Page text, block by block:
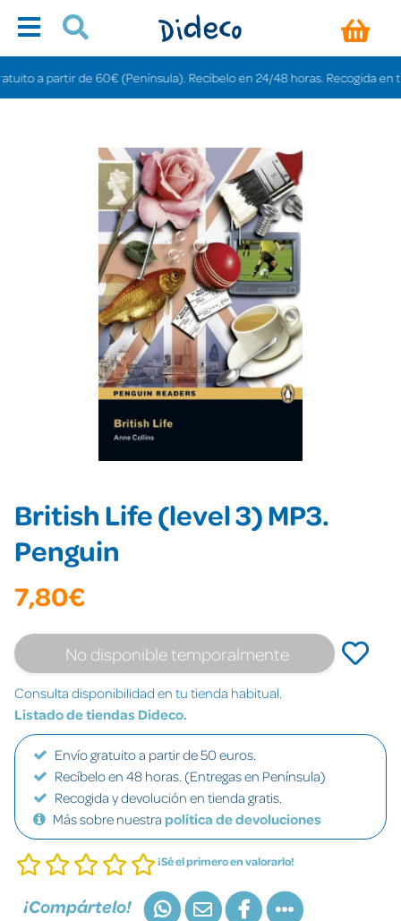
a partir de 60€ (Península). Recíbelo en 24/48 horas. Recogida en
British Life (level 3) MP3.
Penguin
7,80€
No disponible temporalmente
Consulta disponibilidad en tu tienda habitual.
Listado de tiendas Dideco.
Envío gratuito a partir de 50 euros.
Recíbelo en 48 horas. (Entregas en Península)
Recogida y devolución en tienda gratis.
Más sobre nuestra política de devoluciones
¡Sé el primero en valorarlo!
¡Compártelo!